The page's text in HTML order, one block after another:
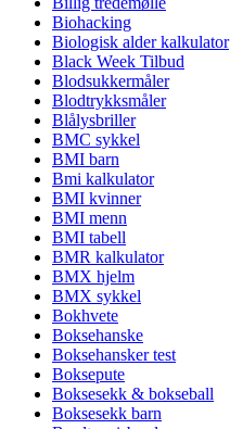
Biohacking
Biologisk alder kalkulator
Black Week Tilbud
Blodsukkermåler
Blodtrykksmåler
Blålysbriller
BMC sykkel
BMI barn
Bmi kalkulator
BMI kvinner
BMI menn
BMI tabell
BMR kalkulator
BMX hjelm
BMX sykkel
Bokhvete
Boksehanske
Boksehansker test
Boksepute
Boksesekk & bokseball
Boksesekk barn